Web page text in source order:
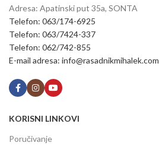
Adresa: Apatinski put 35a, SONTA
Telefon: 063/174-6925
Telefon: 063/7424-337
Telefon: 062/742-855
E-mail adresa: info@rasadnikmihalek.com
KORISNI LINKOVI
Poručivanje